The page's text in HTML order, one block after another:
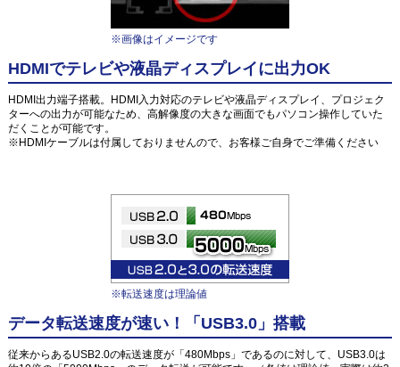
※画像はイメージです
HDMIでテレビや液晶ディスプレイに出力OK
HDMI出力端子搭載。HDMI入力対応のテレビや液晶ディスプレイ、プロジェク
ターへの出力が可能なため、高解像度の大きな画面でもパソコン操作していた
だくことが可能です。
※HDMIケーブルは付属しておりませんので、お客様ご自身でご準備ください
※転送速度は理論値
データ転送速度が速い！「USB3.0」搭載
従来からあるUSB2.0の転送速度が「480Mbps」であるのに対して、USB3.0は